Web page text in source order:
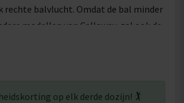
rechte balvlucht. Omdat de bal minder
modellen van Callaway, zal ook de
je slagen rechter worden.
op elk derde dozijn! 🏌